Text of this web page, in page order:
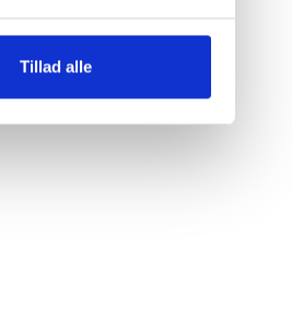
Tillad alle